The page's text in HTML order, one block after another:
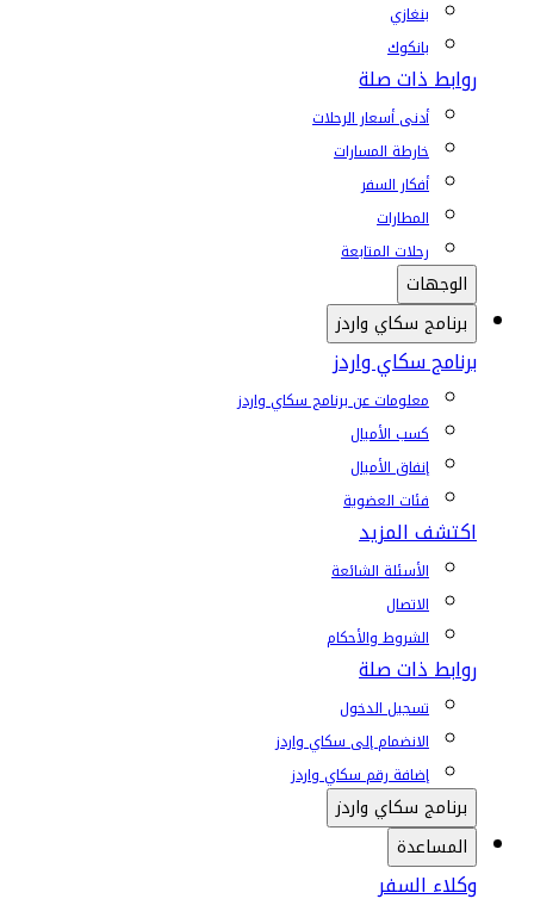
بنغازي
بانكوك
روابط ذات صلة
أدنى أسعار الرحلات
خارطة المسارات
أفكار السفر
المطارات
رحلات المتابعة
الوجهات
برنامج سكاي واردز
برنامج سكاي واردز
معلومات عن برنامج سكاي واردز
كسب الأميال
إنفاق الأميال
فئات العضوية
اكتشف المزيد
الأسئلة الشائعة
الاتصال
الشروط والأحكام
روابط ذات صلة
تسجيل الدخول
الانضمام إلى سكاي واردز
إضافة رقم سكاي واردز
برنامج سكاي واردز
المساعدة
وكلاء السفر